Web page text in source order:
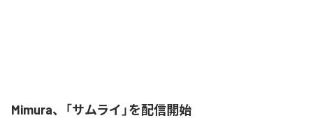
Mimura、「サムライ」を配信開始